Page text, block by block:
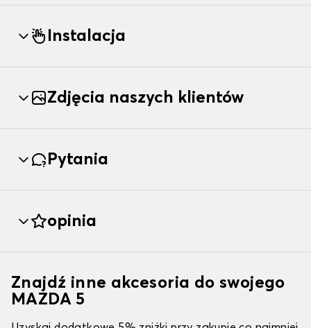
Instalacja
Zdjęcia naszych klientów
Pytania
opinia
Znajdź inne akcesoria do swojego
MAZDA 5